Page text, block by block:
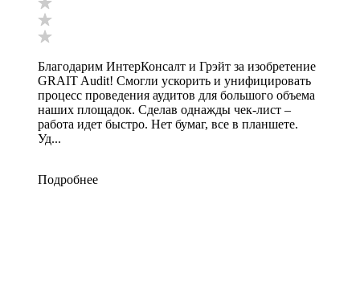
Благодарим ИнтерКонсалт и Грэйт за изобретение
GRAIT Audit! Смогли ускорить и унифицировать
процесс проведения аудитов для большого объема
наших площадок. Сделав однажды чек-лист –
работа идет быстро. Нет бумаг, все в планшете.
Уд...
Подробнее